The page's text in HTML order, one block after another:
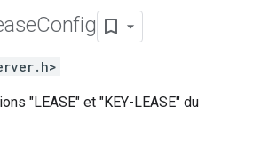
Config
"LEASE" et "KEY-LEASE" du